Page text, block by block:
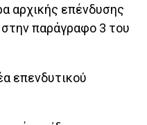
αρχικής επένδυσης
παράγραφο 3 του
επενδυτικού